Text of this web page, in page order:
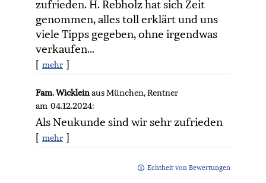
zufrieden. H. Rebholz hat sich Zeit
genommen, alles toll erklärt und uns
viele Tipps gegeben, ohne irgendwas
verkaufen...
[ mehr ]
Fam. Wickleinaus München, Rentner
am 04.12.2024:
Als Neukunde sind wir sehr zufrieden
[ mehr ]
Echtheit von Bewertungen